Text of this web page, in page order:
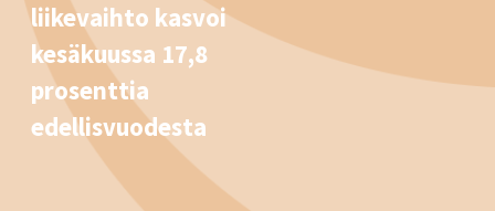
liikevaihto kasvoi
kesäkuussa 17,8
prosenttia
edellisvuodesta